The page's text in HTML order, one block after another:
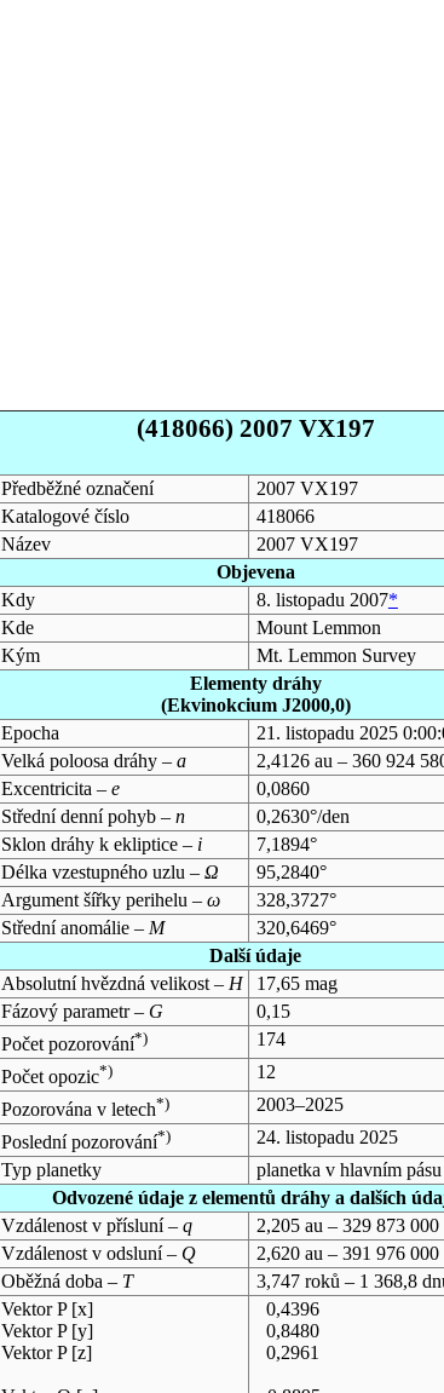
(418066) 2007 VX197
Předběžné označení
2007 VX197
Katalogové číslo
418066
Název
2007 VX197
Objevena
Kdy
8. listopadu 2007*
Kde
Mount Lemmon
Kým
Mt. Lemmon Survey
Elementy dráhy
(Ekvinokcium J2000,0)
Epocha
21. listopadu 2025
Velká poloosa dráhy – a
2,4126 au – 360 924
Excentricita – e
0,0860
Střední denní pohyb – n
0,2630°/den
Sklon dráhy k ekliptice – i
7,1894°
Délka vzestupného uzlu – Ω
95,2840°
Argument šířky perihelu – ω
328,3727°
Střední anomálie – M
320,6469°
Další údaje
Absolutní hvězdná velikost – H
17,65 mag
Fázový parametr – G
0,15
Počet pozorování*)
174
Počet opozic*)
12
Pozorována v letech*)
2003–2025
Poslední pozorování*)
24. listopadu 2025
Typ planetky
planetka v hlavním pásu
Odvozené údaje z elementů dráhy a dalších
Vzdálenost v přísluní – q
2,205 au – 329 873 000
Vzdálenost v odsluní – Q
2,620 au – 391 976 000
Oběžná doba – T
3,747 roků – 1 368,8
Vektor P [x]
Vektor P [y]
Vektor P [z]
0,4396
0,8480
0,2961